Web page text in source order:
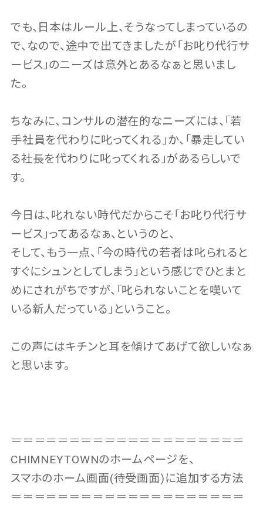
でも、日本はルール上、そうなってしまっているの
で、なので、途中で出てきましたが「お叱り代行サ
ービス」のニーズは意外とあるなぁと思いまし
た。
ちなみに、コンサルの潜在的なニーズには、「若
手社員を代わりに叱ってくれる」か、「暴走してい
る社長を代わりに叱ってくれる」があるらしいで
す。
今日は、叱れない時代だからこそ「お叱り代行サ
ービス」ってあるなぁ、というのと、
そして、もう一点、「今の時代の若者は叱られると
すぐにシュンとしてしまう」という感じでひとまと
めにされがちですが、「叱られないことを嘆いて
いる新人だっている」ということ。
この声にはキチンと耳を傾けてあげて欲しいなぁ
と思います。
＝＝＝＝＝＝＝＝＝＝＝＝＝＝＝＝＝＝＝＝
CHIMNEYTOWNのホームページを、
スマホのホーム画面(待受画面)に追加する方法
＝＝＝＝＝＝＝＝＝＝＝＝＝＝＝＝＝＝＝＝